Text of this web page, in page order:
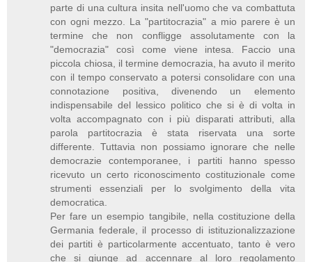
parte di una cultura insita nell'uomo che va combattuta
con ogni mezzo. La "partitocrazia" a mio parere è un
termine che non confligge assolutamente con la
"democrazia" così come viene intesa. Faccio una
piccola chiosa, il termine democrazia, ha avuto il merito
con il tempo conservato a potersi consolidare con una
connotazione positiva, divenendo un elemento
indispensabile del lessico politico che si è di volta in
volta accompagnato con i più disparati attributi, alla
parola partitocrazia è stata riservata una sorte
differente. Tuttavia non possiamo ignorare che nelle
democrazie contemporanee, i partiti hanno spesso
ricevuto un certo riconoscimento costituzionale come
strumenti essenziali per lo svolgimento della vita
democratica.
Per fare un esempio tangibile, nella costituzione della
Germania federale, il processo di istituzionalizzazione
dei partiti è particolarmente accentuato, tanto è vero
che si giunge ad accennare al loro regolamento